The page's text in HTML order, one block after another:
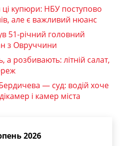
купюри: НБУ поступово
але є важливий нюанс
51-річний головний
з Овруччини
а розбивають: літній салат,
— суд: водій хоче
і камер міста
2026